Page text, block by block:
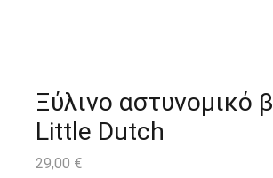
Ξύλινο αστυνομικό
Little Dutch
29,00 €